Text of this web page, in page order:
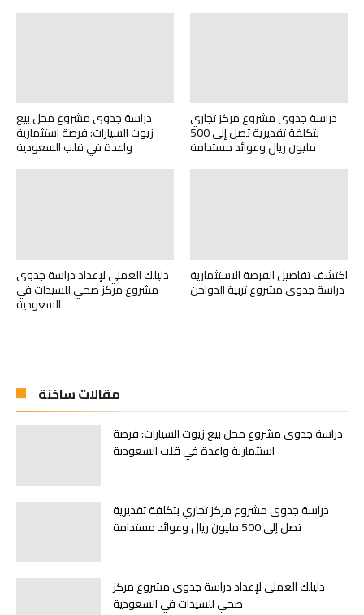
دراسة جدوى مشروع محل بيع
زيوت السيارات: فرصة استثمارية
واعدة في قلب السعودية
دراسة جدوى مشروع مركز تجاري
بتكلفة تقديرية تصل إلى 500
مليون ريال وعوائد مستدامة
دليلك العملي لإعداد دراسة جدوى
مشروع مركز صحي للسيدات في
السعودية
اكتشف تفاصيل الفرصة الاستثمارية
دراسة جدوى مشروع تربية الدواجن
مقالات ساخنة
دراسة جدوى مشروع محل بيع زيوت السيارات: فرصة
استثمارية واعدة في قلب السعودية
دراسة جدوى مشروع مركز تجاري بتكلفة تقديرية
تصل إلى 500 مليون ريال وعوائد مستدامة
دليلك العملي لإعداد دراسة جدوى مشروع مركز
صحي للسيدات في السعودية